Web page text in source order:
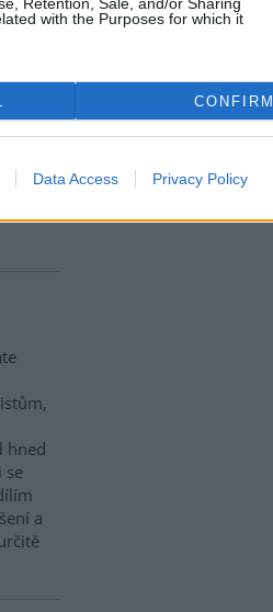
with the Purposes for which it
CONFIRM
Data Access Privacy Policy
s
vodě
hned
se
a